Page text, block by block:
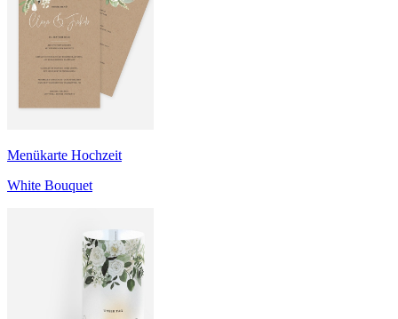
Menükarte Hochzeit
White Bouquet